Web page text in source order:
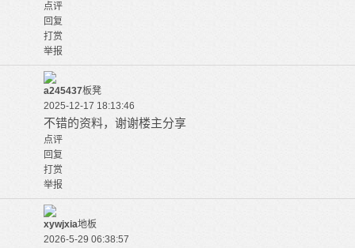
点评
回复
打赏
举报
a245437板凳
2025-12-17 18:13:46
不错的资料，谢谢楼主分享
点评
回复
打赏
举报
xywjxia地板
2026-5-29 06:38:57